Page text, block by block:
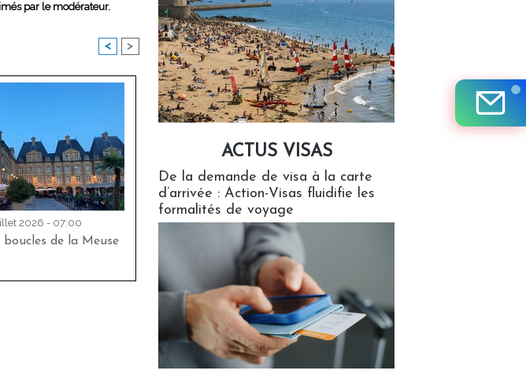
par le modérateur.
< >
2026 - 07:00
boucles de la Meuse
ACTUS VISAS
De la demande de visa à la carte
d’arrivée : Action-Visas fluidifie les
formalités de voyage